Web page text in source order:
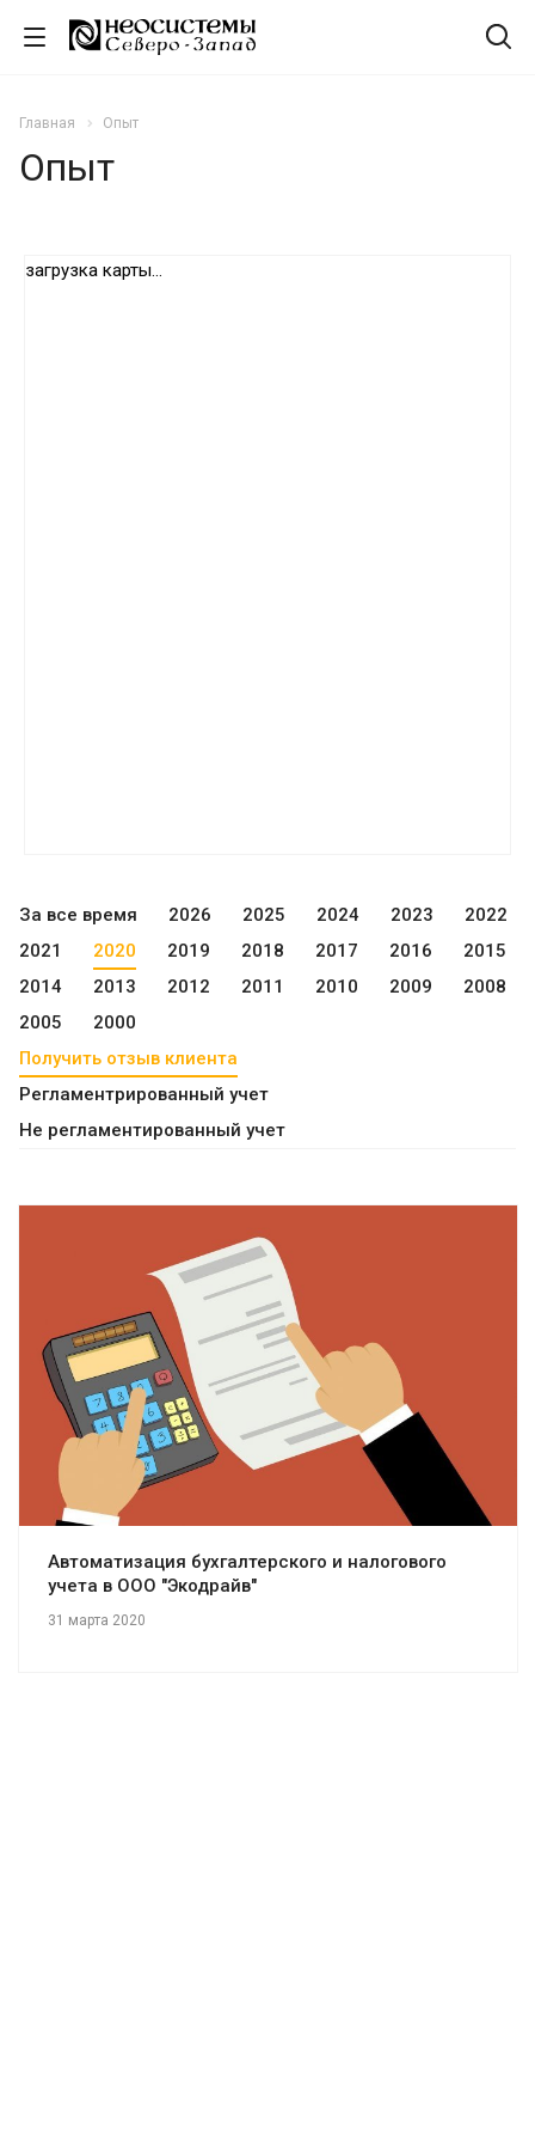
Главная Опыт
Опыт
загрузка карты...
За все время 2026 2025 2024 2023
2022
2021
2020 2019 2018 2017 2016
2015
2014
2013 2012 2011 2010 2009
2008
2005
2000
Получить отзыв клиента
Регламентрированный учет
Не регламентированный учет
Смотреть проект
Автоматизация бухгалтерского и налогового
учета в ООО "Экодрайв"
31 марта 2020